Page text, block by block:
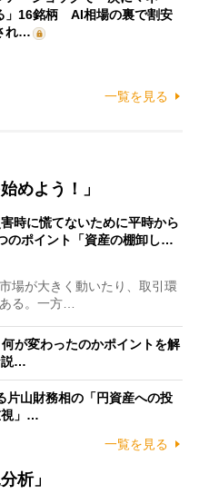
」16銘柄 AI相場の裏で割安
れ…
一覧を見る
めよう！」
害時に慌てないために平時から
のポイント「資産の棚卸し…
場が大きく動いたり、取引環
る。一方…
が変わったのかポイントを解
説…
片山財務相の「円資産への投
視」…
一覧を見る
析」